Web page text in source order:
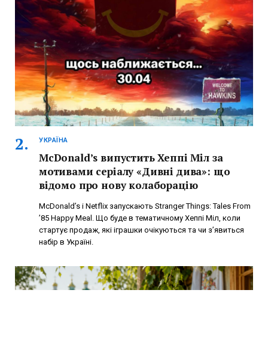
УКРАЇНА
McDonald’s випустить Хеппі Міл за
мотивами серіалу «Дивні дива»: що
відомо про нову колаборацію
McDonald’s і Netflix запускають Stranger Things: Tales From
’85 Happy Meal. Що буде в тематичному Хеппі Міл, коли
стартує продаж, які іграшки очікуються та чи з’явиться
набір в Україні.